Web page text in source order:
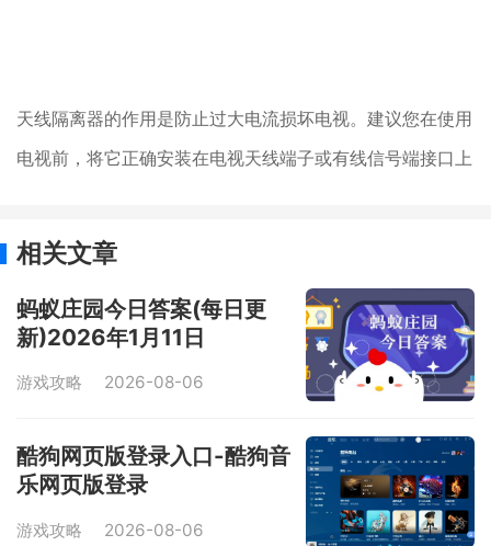
天线隔离器的作用是防止过大电流损坏电视。建议您在使用
电视前，将它正确安装在电视天线端子或有线信号端接口上
相关文章
蚂蚁庄园今日答案(每日更
新)2026年1月11日
游戏攻略 2026-08-06
酷狗网页版登录入口-酷狗音
乐网页版登录
游戏攻略 2026-08-06